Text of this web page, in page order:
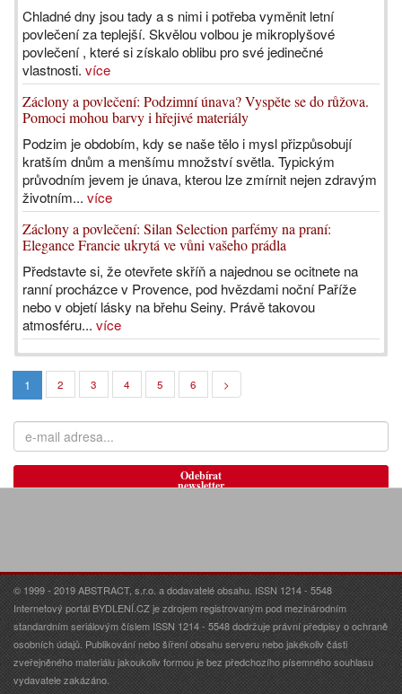
Chladné dny jsou tady a s nimi i potřeba vyměnit letní
povlečení za teplejší. Skvělou volbou je mikroplyšové
povlečení , které si získalo oblibu pro své jedinečné
vlastnosti. více
Záclony a povlečení: Podzimní únava? Vyspěte se do růžova.
Pomoci mohou barvy i hřejivé materiály
Podzim je obdobím, kdy se naše tělo i mysl přizpůsobují
kratším dnům a menšímu množství světla. Typickým
průvodním jevem je únava, kterou lze zmírnit nejen zdravým
životním... více
Záclony a povlečení: Silan Selection parfémy na praní:
Elegance Francie ukrytá ve vůni vašeho prádla
Představte si, že otevřete skříň a najednou se ocitnete na
ranní procházce v Provence, pod hvězdami noční Paříže
nebo v objetí lásky na břehu Seiny. Právě takovou
atmosféru... více
1 2 3 4 5 6 >
Odebírat
newsletter
© 1999 - 2019 ABSTRACT, s.r.o. a dodavatelé obsahu. ISSN 1214 - 5548
Internetový portál BYDLENÍ.CZ je zdrojem registrovaným pod mezinárodním
standardním seriálovým číslem ISSN 1214 - 5548 dodržuje právní předpisy o ochraně
osobních údajů. Publikování nebo šíření obsahu serveru nebo jakékoliv části
zveřejněného materiálu jakoukoliv formou je bez předchozího písemného souhlasu
vydavatele zakázáno.